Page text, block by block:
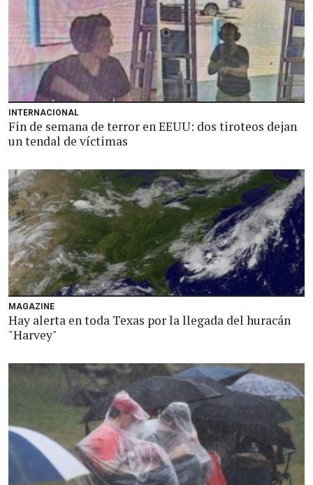
INTERNACIONAL
Fin de semana de terror en EEUU: dos tiroteos dejan
un tendal de víctimas
MAGAZINE
Hay alerta en toda Texas por la llegada del huracán
"Harvey"